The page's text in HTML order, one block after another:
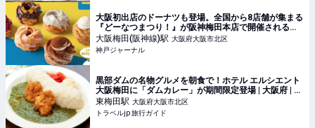
大阪初出店のドーナツも登場。全国から8店舗が集まる
『どーなつまつり！』が阪神梅田本店で開催されるみ
たい | 神戸ジャーナル
大阪梅田(阪神線)駅 大阪府大阪市北区
神戸ジャーナル
黒部ダムの名物グルメを朝食で！ホテル エルシエント
大阪梅田に「ダムカレー」が期間限定登場 | 大阪府 | ト
ラベルjp 旅行ガイド
東梅田駅 大阪府大阪市北区
トラベルjp 旅行ガイド